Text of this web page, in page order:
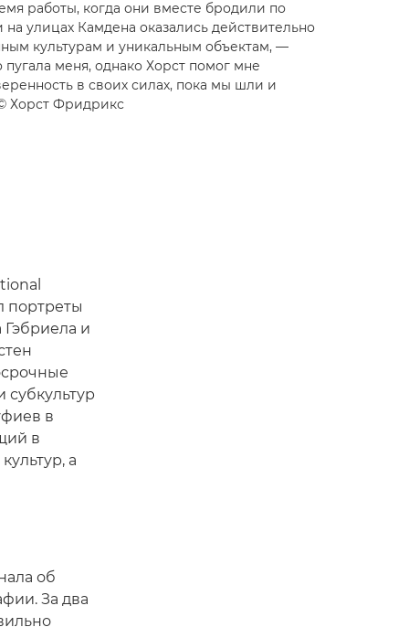
работы, когда они вместе бродили по
улицах Камдена оказались действительно
культурам и уникальным объектам, —
меня, однако Хорст помог мне
в своих силах, пока мы шли и
Хорст Фридрикс
портреты
и
субкультур
в
в
а
об
За два